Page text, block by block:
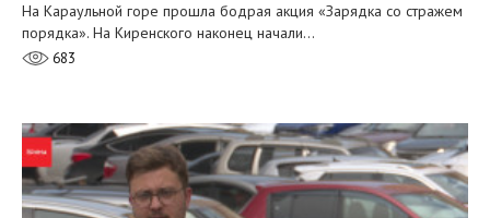
На Караульной горе прошла бодрая акция «Зарядка со стражем
порядка». На Киренского наконец начали…
683